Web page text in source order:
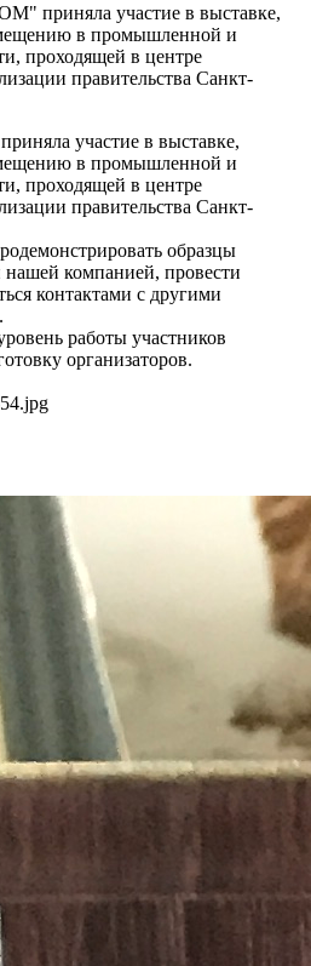
приняла участие в выставке,
в промышленной и
проходящей в центре
правительства Санкт-
участие в выставке,
в промышленной и
проходящей в центре
правительства Санкт-
образцы
компанией, провести
контактами с другими
работы участников
организаторов.